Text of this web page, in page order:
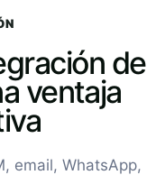
de
ventaja
email, WhatsApp,